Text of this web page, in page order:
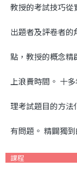
教授的考試技巧
出題者及評卷者
點，教授的概念
上浪費時間。 十
理考試題目的方法
有問題。 精闢獨
課程